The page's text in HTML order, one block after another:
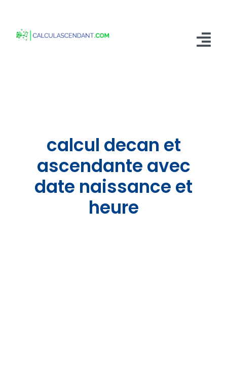
contenu
Contactez-nous
calcul decan et
ascendante avec
date naissance et
heure